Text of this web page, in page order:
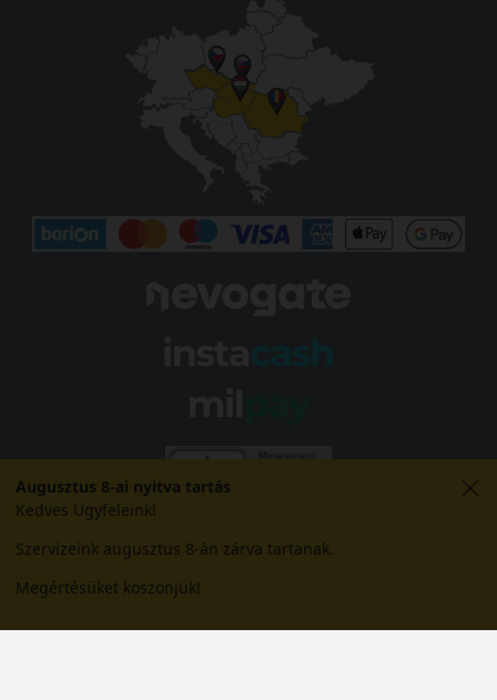
Augusztus 8-ai nyitva tartás
Kedves Ügyfeleink!
Szervizeink augusztus 8-án zárva tartanak.
Megértésüket köszönjük!